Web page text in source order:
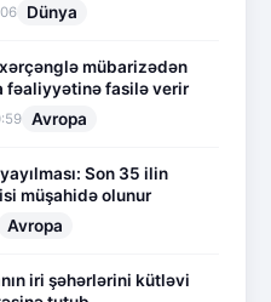
Dünya
mübarizədən
fəaliyyətinə fasilə verir
Avropa
Son 35 ilin
müşahidə olunur
Avropa
iri şəhərlərini kütləvi